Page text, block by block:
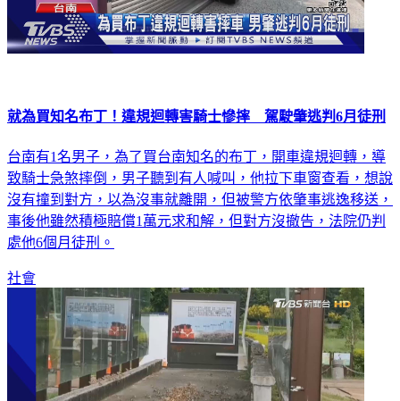
就為買知名布丁！違規迴轉害騎士慘摔 駕駛肇逃判6月徒刑
台南有1名男子，為了買台南知名的布丁，開車違規迴轉，導
致騎士急煞摔倒，男子聽到有人喊叫，他拉下車窗查看，想說
沒有撞到對方，以為沒事就離開，但被警方依肇事逃逸移送，
事後他雖然積極賠償1萬元求和解，但對方沒撤告，法院仍判
處他6個月徒刑。
社會